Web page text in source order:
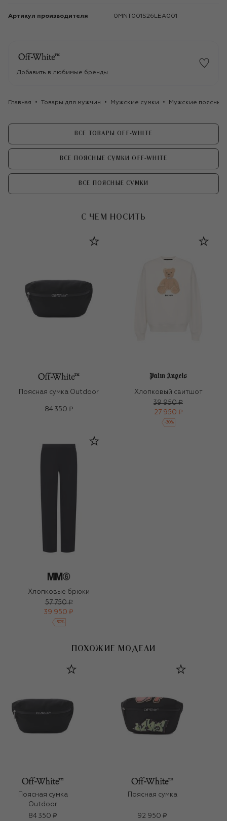
Артикул производителя 0MNT001S26LEA001
Добавить в любимые бренды
Главная Товары для мужчин Мужские сумки Мужские поясные
ВСЕ ТОВАРЫ OFF-WHITE
ВСЕ ПОЯСНЫЕ СУМКИ OFF-WHITE
ВСЕ ПОЯСНЫЕ СУМКИ
С ЧЕМ НОСИТЬ
Поясная сумка Outdoor
84 350 ₽
Хлопковый свитшот
39 950 ₽
27 950 ₽
-30%
Хлопковые брюки
57 750 ₽
39 950 ₽
-30%
ПОХОЖИЕ МОДЕЛИ
Поясная сумка
Outdoor
84 350 ₽
Поясная сумка
92 950 ₽